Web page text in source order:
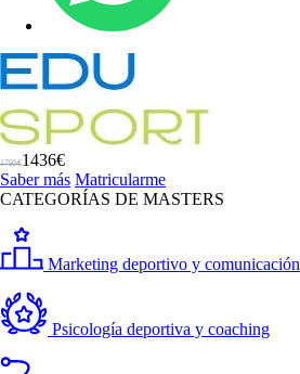
1795€1436€
Saber más Matricularme
CATEGORÍAS DE MASTERS
Marketing deportivo y comunicación
Psicología deportiva y coaching